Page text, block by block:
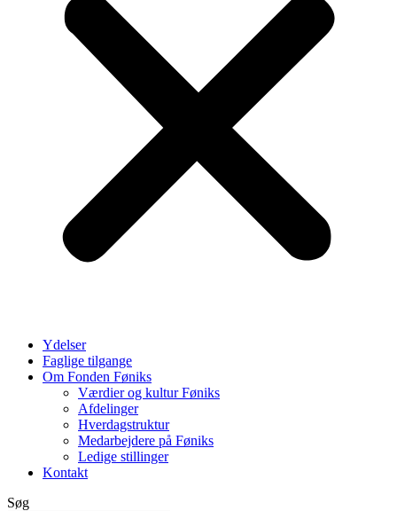
Ydelser
Faglige tilgange
Om Fonden Føniks
Værdier og kultur Føniks
Afdelinger
Hverdagstruktur
Medarbejdere på Føniks
Ledige stillinger
Kontakt
Søg